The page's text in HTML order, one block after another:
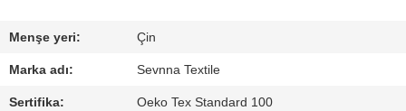
KALITE
KONTROL
Menşe yeri: Çin
Marka adı: Sevnna Textile
Sertifika: Oeko Tex Standard 100